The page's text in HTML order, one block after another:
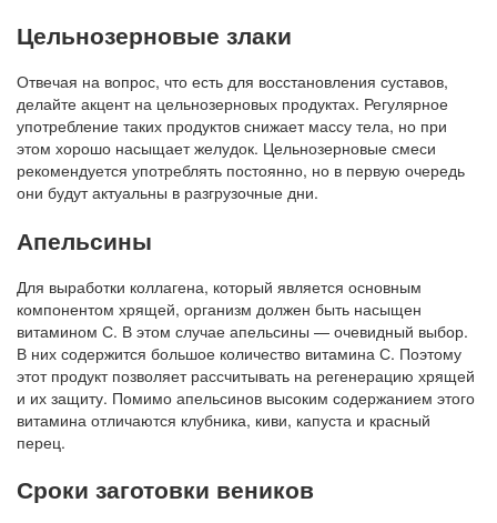
Цельнозерновые злаки
Отвечая на вопрос, что есть для восстановления суставов,
делайте акцент на цельнозерновых продуктах. Регулярное
употребление таких продуктов снижает массу тела, но при
этом хорошо насыщает желудок. Цельнозерновые смеси
рекомендуется употреблять постоянно, но в первую очередь
они будут актуальны в разгрузочные дни.
Апельсины
Для выработки коллагена, который является основным
компонентом хрящей, организм должен быть насыщен
витамином С. В этом случае апельсины — очевидный выбор.
В них содержится большое количество витамина С. Поэтому
этот продукт позволяет рассчитывать на регенерацию хрящей
и их защиту. Помимо апельсинов высоким содержанием этого
витамина отличаются клубника, киви, капуста и красный
перец.
Сроки заготовки веников